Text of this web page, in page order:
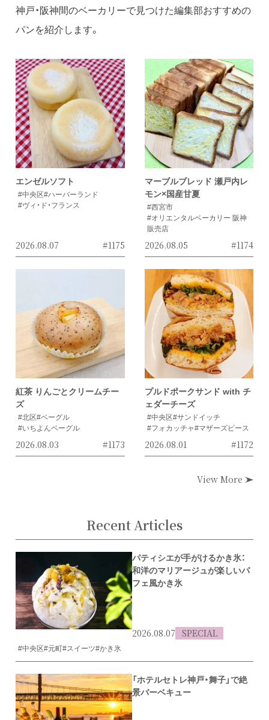
神戸・阪神間のベーカリーで見つけた編集部おすすめの
パンを紹介します。
エンゼルソフト
#中央区#ハーバーランド
#ヴィ・ド・フランス
2026.08.07 #1175
マーブルブレッド 瀬戸内レ
モン×国産甘夏
#西宮市
#オリエンタルベーカリー 阪神
販売店
2026.08.05 #1174
紅茶 りんごとクリームチー
ズ
#北区#ベーグル
#いちよんベーグル
2026.08.03 #1173
プルドポークサンド with チ
ェダーチーズ
#中央区#サンドイッチ
#フォカッチャ#マザーズピース
2026.08.01 #1172
View More
Recent Articles
パティシエが手がけるかき氷：
和洋のマリアージュが楽しいパ
フェ風かき氷
2026.08.07 SPECIAL
#中央区#元町#スイーツ#かき氷
「ホテルセトレ神戸・舞子」で絶
景バーベキュー